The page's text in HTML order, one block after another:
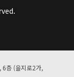
6층 (을지로2가,